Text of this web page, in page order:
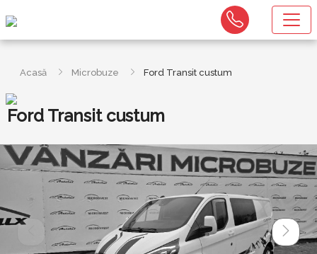
Acasă Microbuze Ford Transit custum
Ford Transit custum